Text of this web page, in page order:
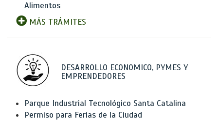
Alimentos
MÁS TRÁMITES
DESARROLLO ECONOMICO, PYMES Y
EMPRENDEDORES
Parque Industrial Tecnológico Santa Catalina
Permiso para Ferias de la Ciudad